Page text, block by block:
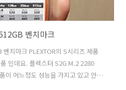
벤치마크
치마크 PLEXTOR의 S시리즈 제품
인데요. 플렉스터 S2G M.2 2280
이 어느정도 성능을 가지고 있고 안정